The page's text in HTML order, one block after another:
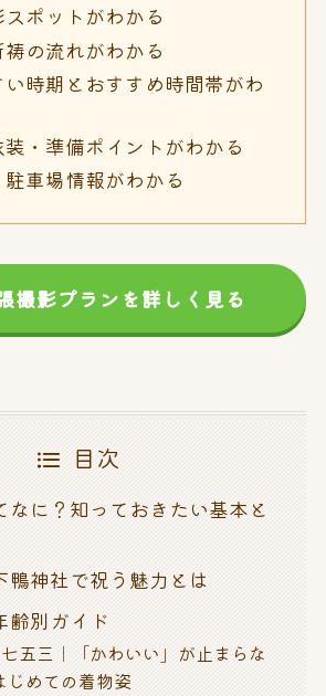
ポットがわかる
の流れがわかる
時期とおすすめ時間帯がわ
・準備ポイントがわかる
車場情報がわかる
撮影プランを詳しく見る
目次
なに？知っておきたい基本と
鴨神社で祝う魅力とは
齢別ガイド
五三｜「かわいい」が止まらな
じめての着物姿